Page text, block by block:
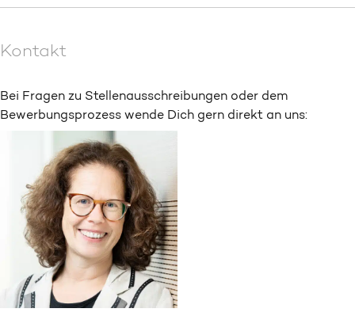
Kontakt
Bei Fragen zu Stellenausschreibungen oder dem
Bewerbungsprozess wende Dich gern direkt an uns: